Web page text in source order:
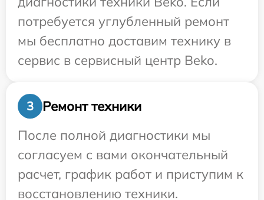
потребуется углубленный ремонт
мы бесплатно доставим технику в
сервис в сервисный центр Beko.
3
Ремонт техники
После полной диагностики мы
согласуем с вами окончательный
расчет, график работ и приступим к
восстановлению техники.